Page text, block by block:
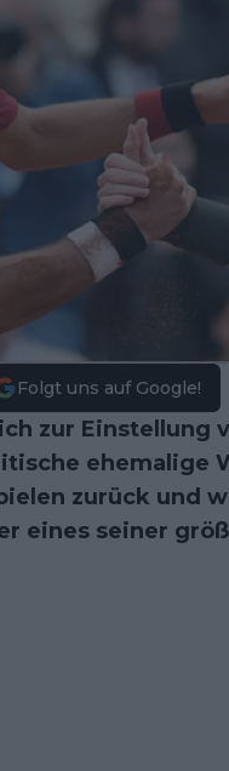
Folgt uns auf Google!
zur Einstellung
ehemalige
zurück und
eines seiner